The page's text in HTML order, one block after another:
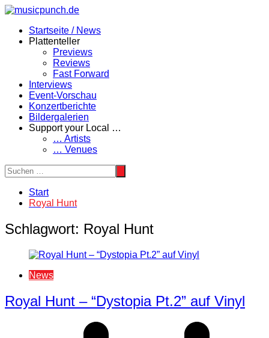
Zum
springenStartseite / News
Plattenteller
Previews
Reviews
Fast Forward
Interviews
Event-Vorschau
Konzertberichte
Bildergalerien
Support your Local …
… Artists
… Venues
Start
Royal Hunt
Schlagwort: Royal Hunt
News
Royal Hunt – “Dystopia Pt.2” auf Vinyl